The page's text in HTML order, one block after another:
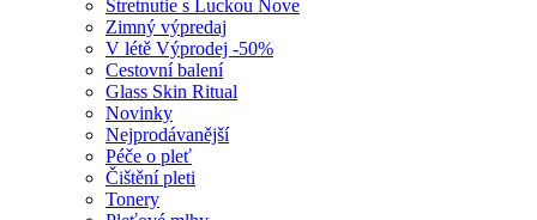
Stretnutie s Luckou Nove
Zimný výpredaj
V létě Výprodej -50%
Cestovní balení
Glass Skin Ritual
Novinky
Nejprodávanější
Péče o pleť
Čištění pleti
Tonery